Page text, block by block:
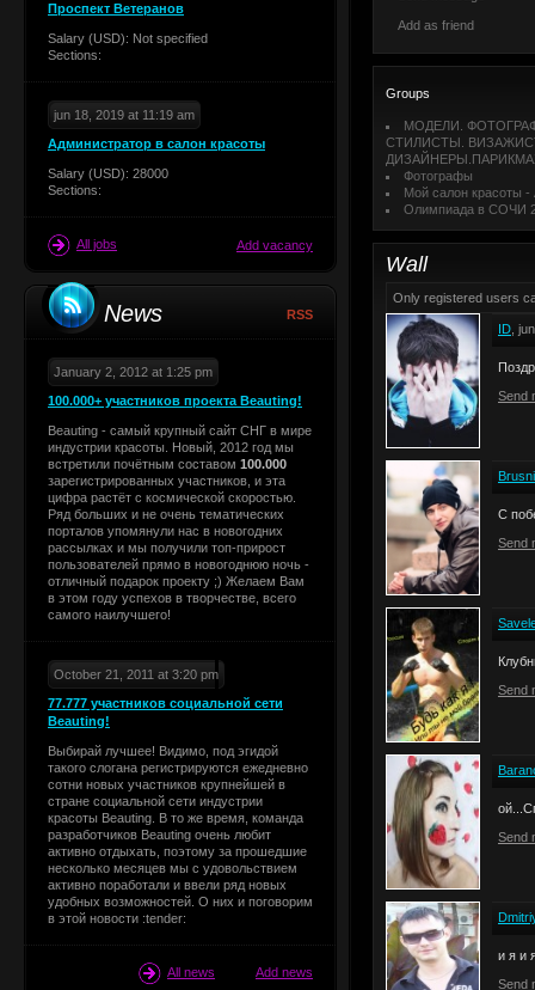
Проспект Ветеранов
Salary (USD): Not specified
Sections:
jun 18, 2019 at 11:19 am
Администратор в салон красоты
Salary (USD): 28000
Sections:
All jobs Add vacancy
RSS
News
January 2, 2012 at 1:25 pm
100.000+ участников проекта Beauting!
Beauting - самый крупный сайт СНГ в мире
индустрии красоты. Новый, 2012 год мы
встретили почётным составом 100.000
зарегистрированных участников, и эта
цифра растёт с космической скоростью.
Ряд больших и не очень тематических
порталов упомянули нас в новогодних
рассылках и мы получили топ-прирост
пользователей прямо в новогоднюю ночь -
отличный подарок проекту ;) Желаем Вам
в этом году успехов в творчестве, всего
самого наилучшего!
October 21, 2011 at 3:20 pm
77.777 участников социальной сети
Beauting!
Выбирай лучшее! Видимо, под эгидой
такого слогана регистрируются ежедневно
сотни новых участников крупнейшей в
стране социальной сети индустрии
красоты Beauting. В то же время, команда
разработчиков Beauting очень любит
активно отдыхать, поэтому за прошедшие
несколько месяцев мы с удовольствием
активно поработали и ввели ряд новых
удобных возможностей. О них и поговорим
в этой новости :tender:
Add news
All news
Add as friend
Groups
МОДЕЛИ.
СТИЛИСТЫ.
Фотографы
Мой салон красоты -
Олимпиада в СОЧИ
Wall
Only registered users
ID ,
Send
С
Send
Send
Send
и я и
Send